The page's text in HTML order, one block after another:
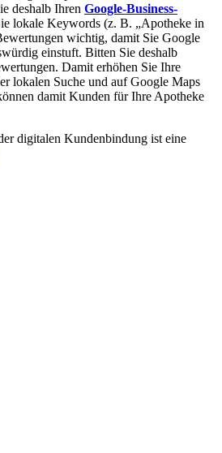
deshalb Ihren Google-Business-
lokale Keywords (z. B. „Apotheke in
wichtig, damit Sie Google
einstuft. Bitten Sie deshalb
Damit erhöhen Sie Ihre
lokalen Suche und auf Google Maps
damit Kunden für Ihre Apotheke
digitalen Kundenbindung ist eine